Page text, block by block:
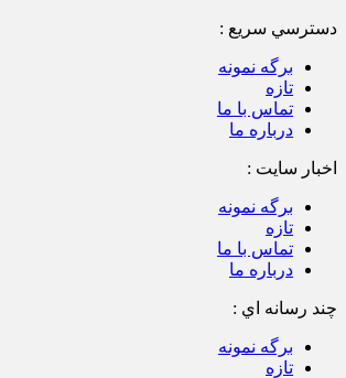
دسترسي سريع :
برگه نمونه
تازه
تماس با ما
درباره ما
اخبار سایت :
برگه نمونه
تازه
تماس با ما
درباره ما
چند رسانه اي :
برگه نمونه
تازه